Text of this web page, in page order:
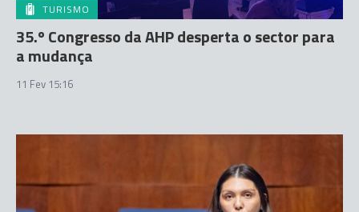
TURISMO
35.º Congresso da AHP desperta o sector para
a mudança
11 Fev 15:16